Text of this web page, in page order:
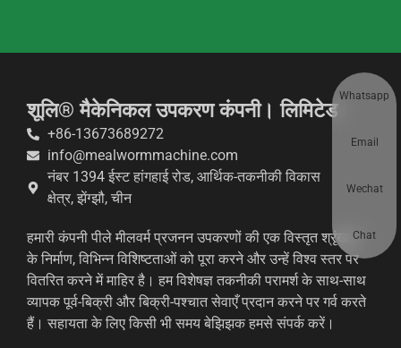
शूलि® मैकेनिकल उपकरण कंपनी। लिमिटेड
+86-13673689272
info@mealwormmachine.com
नंबर 1394 ईस्ट हांगहाई रोड, आर्थिक-तकनीकी विकास
क्षेत्र, झेंग्झौ, चीन
हमारी कंपनी पीले मीलवर्म प्रजनन उपकरणों की एक विस्तृत श्रृंखला
के निर्माण, विभिन्न विशिष्टताओं को पूरा करने और उन्हें विश्व स्तर पर
वितरित करने में माहिर है। हम विशेषज्ञ तकनीकी परामर्श के साथ-साथ
व्यापक पूर्व-बिक्री और बिक्री-पश्चात सेवाएँ प्रदान करने पर गर्व करते
हैं। सहायता के लिए किसी भी समय बेझिझक हमसे संपर्क करें।
Whatsapp
Email
Wechat
Chat